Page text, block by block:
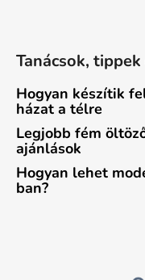
Tanácsok,
Hogyan készítik
házat a télre
Legjobb fém
ajánlások
Hogyan lehet
ban?